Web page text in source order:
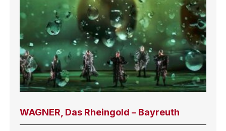
WAGNER, Das Rheingold – Bayreuth